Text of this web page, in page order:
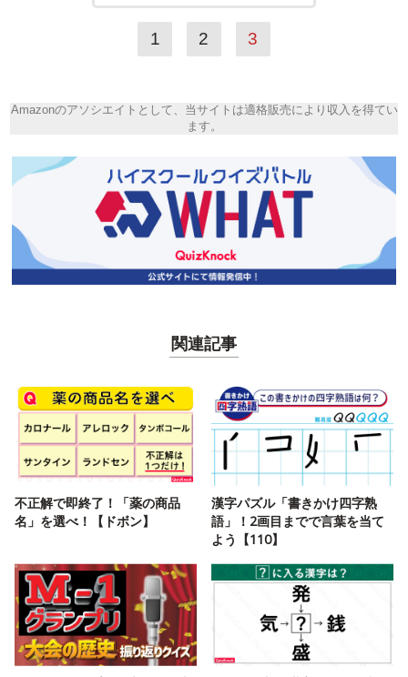
1 2 3
Amazonのアソシエイトとして、当サイトは適格販売により収入を得てい
ます。
関連記事
不正解で即終了！「薬の商品
名」を選べ！【ドボン】
漢字パズル「書きかけ四字熟
語」！2画目までで言葉を当て
よう【110】